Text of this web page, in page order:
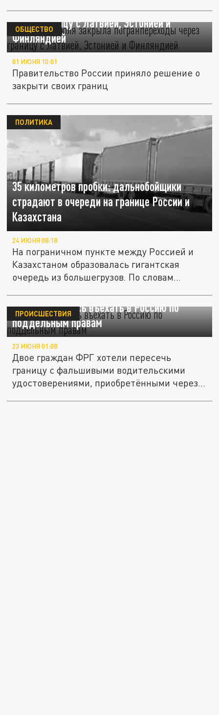
Россия с 1 июля закрыла погранпереходы
через границу с Латвией, Эстонией и
Финляндией
ОБЩЕСТВО
01 ИЮНЯ 10:01
Правительство России приняло решение о
закрыти своих границ
35 километров пробки: дальнобойщики
страдают в очереди на границе России и
Казахстана
ПОЛИТИКА
24 ИЮНЯ 08:18
На пограничном пункте между Россией и
Казахстаном образовалась гигантская
очередь из большегрузов. По словам...
Немцы пытались въехать в Россию по
поддельным правам
ПРОИСШЕСТВИЯ
23 ИЮНЯ 01:08
Двое граждан ФРГ хотели пересечь
границу с фальшивыми водительскими
удостоверениями, приобретёнными через...